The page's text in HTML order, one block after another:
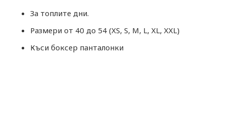
За топлите дни.
Размери от 40 до 54 (XS, S, M, L, XL, XXL)
Къси боксер панталонки